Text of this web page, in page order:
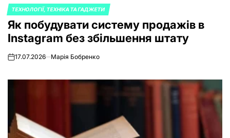
POSTED
IN
ТЕХНОЛОГІЇ, ТЕХНІКА ТА ГАДЖЕТИ
Як побудувати систему продажів в
Instagram без збільшення штату
on17.07.2026 Марія Бобренко